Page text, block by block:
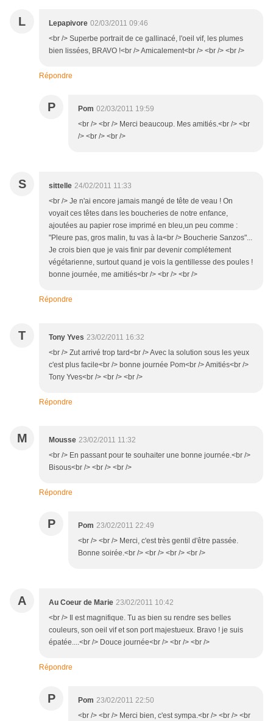
L Lepapivore 02/03/2011 09:46
<br /> Superbe portrait de ce gallinacé, l'oeil vif, les plumes
bien lissées, BRAVO !<br /> Amicalement<br /> <br /> <br />
Répondre
P Pom 02/03/2011 19:59
<br /> <br /> Merci beaucoup. Mes amitiés.<br /> <br
/> <br /> <br />
S sittelle 24/02/2011 11:33
<br /> Je n'ai encore jamais mangé de tête de veau ! On
voyait ces têtes dans les boucheries de notre enfance,
ajoutées au papier rose imprimé en bleu,un peu comme :
"Pleure pas, gros malin, tu vas à la<br /> Boucherie Sanzos"...
Je crois bien que je vais finir par devenir complétement
végétarienne, surtout quand je vois la gentillesse des poules !
bonne journée, me amitiés<br /> <br /> <br />
Répondre
T Tony Yves 23/02/2011 16:32
<br /> Zut arrivé trop tard<br /> Avec la solution sous les yeux
c'est plus facile<br /> bonne journée Pom<br /> Amitiés<br />
Tony Yves<br /> <br /> <br />
Répondre
M Mousse 23/02/2011 11:32
<br /> En passant pour te souhaiter une bonne journée.<br />
Bisous<br /> <br /> <br />
Répondre
P Pom 23/02/2011 22:49
<br /> <br /> Merci, c'est très gentil d'être passée.
Bonne soirée.<br /> <br /> <br /> <br />
A Au Coeur de Marie 23/02/2011 10:42
<br /> Il est magnifique. Tu as bien su rendre ses belles
couleurs, son oeil vif et son port majestueux. Bravo ! je suis
épatée....<br /> Douce journée<br /> <br /> <br />
Répondre
P Pom 23/02/2011 22:50
<br /> <br /> Merci bien, c'est sympa.<br /> <br /> <br